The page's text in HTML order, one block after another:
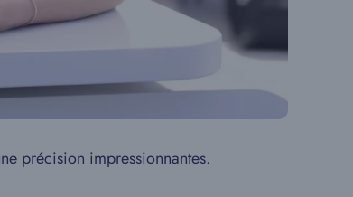
précision impressionnantes.